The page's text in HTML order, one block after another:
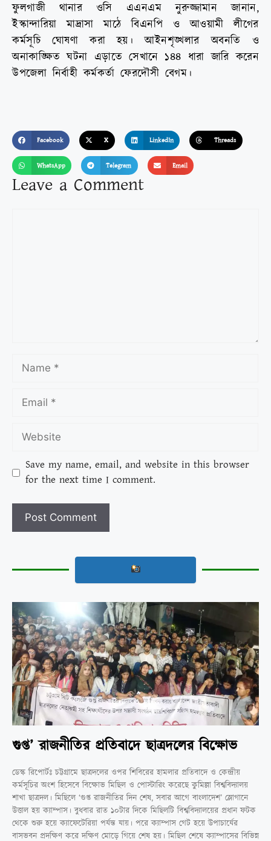
ফুলগাজী থানার ওসি এএনএম নুরুজ্জামান জানান,
ইস্কান্দারিয়া মাদ্রাসা মাঠে বিএনপি ও আওয়ামী লীগের
কর্মসূচি ঘোষণা করা হয়। আইনশৃঙ্খলার অবনতি ও
অনাকাঙ্ক্ষিত ঘটনা এড়াতে সেখানে ১৪৪ ধারা জারি করেন
উপজেলা নির্বাহী কর্মকর্তা ফেরদৌসী বেগম।
Facebook X LinkedIn Threads
WhatsApp Telegram Email
Leave a Comment
Save my name, email, and website in this browser
for the next time I comment.
গুপ্ত’ রাজনীতির প্রতিবাদে ছাত্রদলের বিক্ষোভ
ডেস্ক রিপোর্টঃ চট্টগ্রামে ছাত্রদলের ওপর শিবিরের হামলার প্রতিবাদে ও কেন্দ্রীয়
কর্মসূচির অংশ হিসেবে বিক্ষোভ মিছিল ও পোস্টারিং করেছে কুমিল্লা বিশ্ববিদ্যালয়
শাখা ছাত্রদল। মিছিলে ‘গুপ্ত রাজনীতির দিন শেষ, সবার আগে বাংলাদেশ’ স্লোগানে
উত্তাল হয় ক্যাম্পাস। বুধবার রাত ১০টার দিকে মিছিলটি বিশ্ববিদ্যালয়ের প্রধান ফটক
থেকে শুরু হয়ে ক্যাফেটেরিয়া পর্যন্ত যায়। পরে ক্যাম্পাস গেট হয়ে উপাচার্যের
বাসভবন প্রদক্ষিণ করে দক্ষিণ মোড়ে গিয়ে শেষ হয়। মিছিল শেষে ক্যাম্পাসের বিভিন্ন